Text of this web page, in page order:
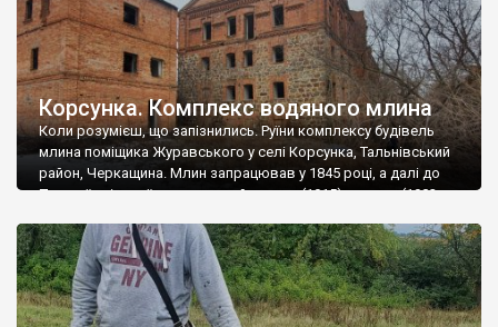
Корсунка. Комплекс водяного млина
Коли розумієш, що запізнились. Руїни комплексу будівель
млина поміщика Журавського у селі Корсунка, Тальнівський
район, Черкащина. Млин запрацював у 1845 році, а далі до
Першої світової звели ще майстерню (1915), склади (1903 та
приміщення в руїнах. Все заросло так, що деякі споруди не
можна взагалі розгледіти. Лиш […]